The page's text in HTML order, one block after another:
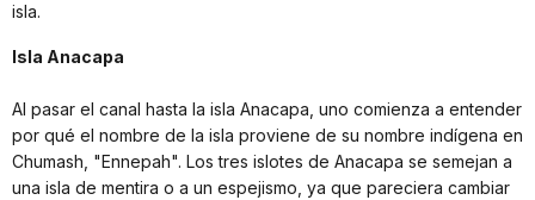
isla.
Isla Anacapa
Al pasar el canal hasta la isla Anacapa, uno comienza a entender
por qué el nombre de la isla proviene de su nombre indígena en
Chumash, "Ennepah". Los tres islotes de Anacapa se semejan a
una isla de mentira o a un espejismo, ya que pareciera cambiar